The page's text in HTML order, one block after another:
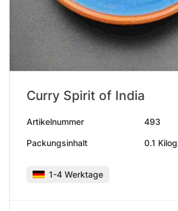
Curry Spirit of India
Artikelnummer 493
Packungsinhalt 0.1
1-4 Werktage